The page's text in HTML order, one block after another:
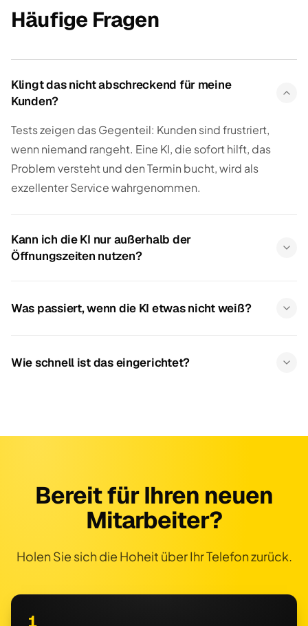
Häufige Fragen
Klingt das nicht abschreckend für meine
Kunden?
Tests zeigen das Gegenteil: Kunden sind frustriert,
wenn niemand rangeht. Eine KI, die sofort hilft, das
Problem versteht und den Termin bucht, wird als
exzellenter Service wahrgenommen.
Kann ich die KI nur außerhalb der
Öffnungszeiten nutzen?
Was passiert, wenn die KI etwas nicht weiß?
Wie schnell ist das eingerichtet?
Bereit für Ihren neuen
Mitarbeiter?
Holen Sie sich die Hoheit über Ihr Telefon zurück.
1